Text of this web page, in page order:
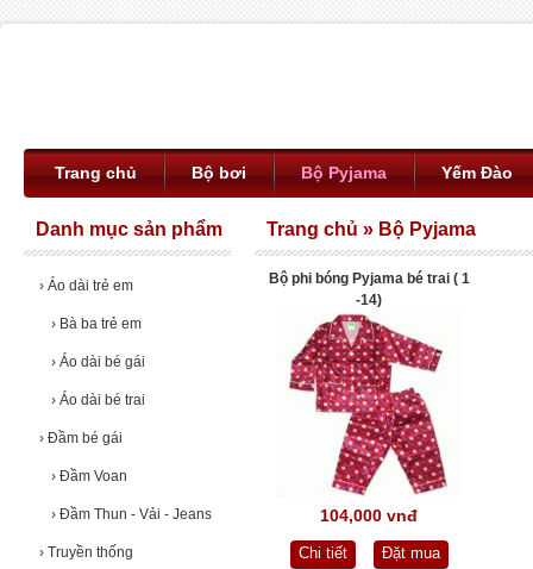
Bộ phi bóng Pyjama bé trai ( 1
-14)
104,000 vnđ
Chi tiết Đặt mua
Trang chủ » Bộ Pyjama
Danh mục sản phẩm
› Áo dài trẻ em
› Bà ba trẻ em
› Áo dài bé gái
› Áo dài bé trai
› Đầm bé gái
› Đầm Voan
› Đầm Thun - Vải - Jeans
› Truyền thống
Trang chủ Bộ bơi Bộ Pyjama Yếm Đào